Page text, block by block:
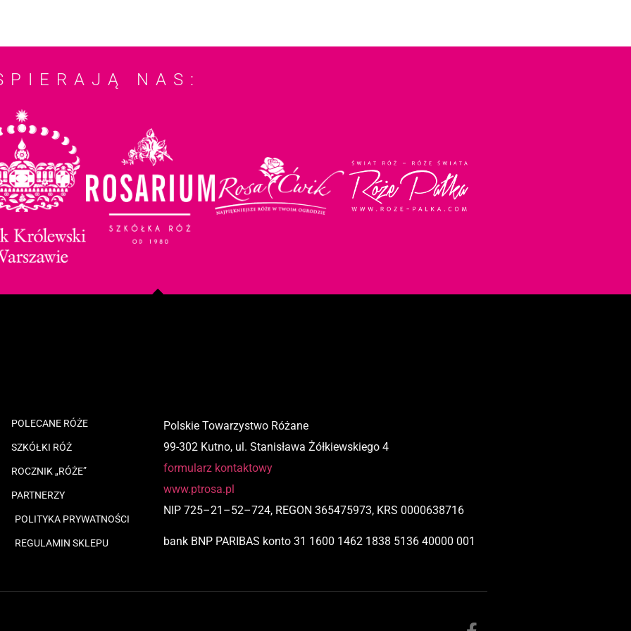
NAS:
POLECANE RÓŻE
SZKÓŁKI RÓŻ
ROCZNIK „RÓŻE”
PARTNERZY
POLITYKA PRYWATNOŚCI
REGULAMIN SKLEPU
Polskie Towarzystwo Różane
99-302 Kutno, ul. Stanisława Żółkiewskiego 4
formularz kontaktowy
www.ptrosa.pl
NIP725–21 –52–724, REGON 365475973, KRS 0000638716
bank BNP PARIBAS konto31 1600 1462 1838 5136 40000 001